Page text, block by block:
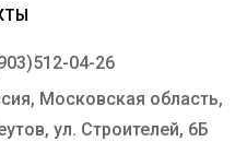
04-26
Московская область,
ул. Строителей, 6Б